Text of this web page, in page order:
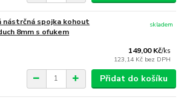
nástrčná spojka kohout
8mm s ofukem
149,00 Kč/ks
123,14 Kč bez DPH
skladem
Přidat do košíku